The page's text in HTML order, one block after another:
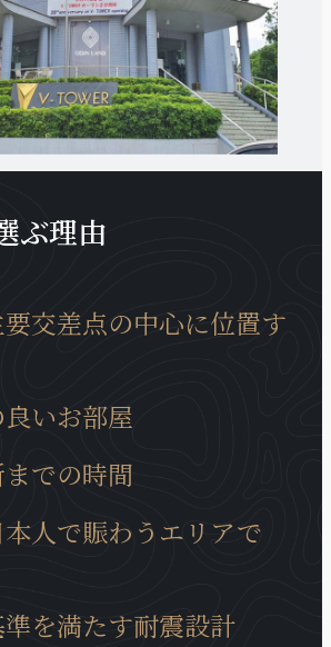
ぶ理由
交差点の中心に位置す
までの移動時間は15分、イノバイ
分と通勤等にも非常に便利な場所
いお部屋
実していて、ベトナムに居ても、
心地に癒やされます。
での時間
までの移動時間は15分、イノバイ
分と通勤等にも非常に便利な場所
す。
人で賑わうエリアで
系企業も、キムマー通り、ダオタ
います。また、周辺には多様な商
を満たす耐震設計